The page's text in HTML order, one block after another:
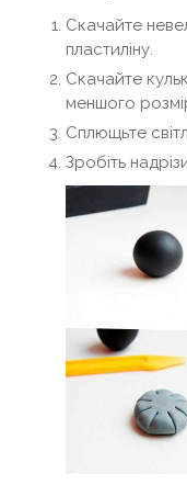
Скачайте
пластиліну.
Скачайте
меншого
Сплющьте
Зробіть